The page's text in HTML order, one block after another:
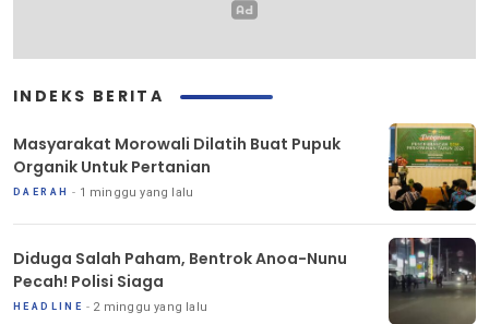
INDEKS BERITA
Masyarakat Morowali Dilatih Buat Pupuk
Organik Untuk Pertanian
DAERAH 1 minggu yang lalu
Diduga Salah Paham, Bentrok Anoa-Nunu
Pecah! Polisi Siaga
HEADLINE 2 minggu yang lalu